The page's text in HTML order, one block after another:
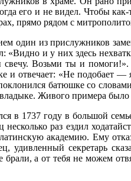
его и не видел. Чтобы
прямо рядом с
один из прислужников
«Видно и у них здесь
Возьми ты и
и отвечает: «Не подобает
батюшке со
Живого примера было
в 1737 году в большой
несколько раз ездил
академию. Ему
удивленный секретарь
а от тебя не можем